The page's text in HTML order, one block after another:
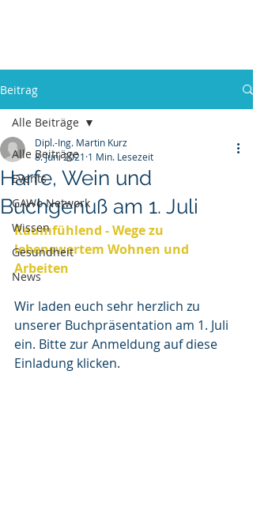
Beitrag
Alle Beiträge
Events
GAWo Network
Wissen
Gesundheit
News
Alle Beiträge
Harfe, Wein und
Buchgenuß am 1. Juli
Dipl.-Ing. Martin Kurz
8. Juni 2021 1 Min. Lesezeit
Raumfühlend - Wege zu
lebenswertem Wohnen und
Arbeiten
Wir laden euch sehr herzlich zu
unserer Buchpräsentation am 1. Juli
ein. Bitte zur Anmeldung auf diese
Einladung klicken.